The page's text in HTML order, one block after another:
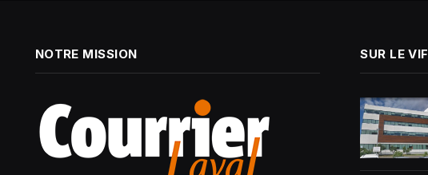
NOTRE MISSION SUR LE VIF